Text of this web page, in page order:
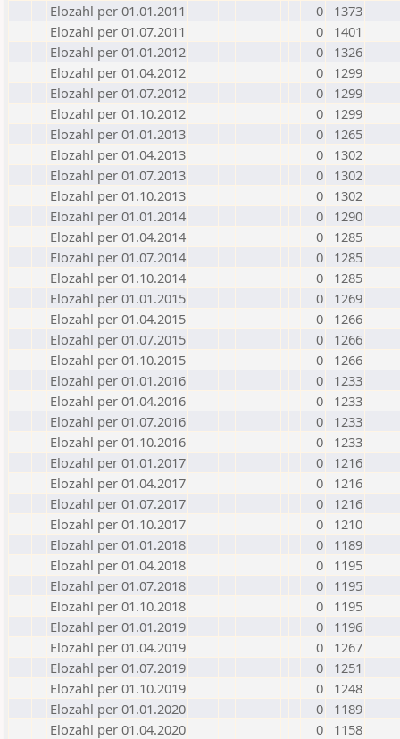
Elozahl per 01.01.2011
0
1373
Elozahl per 01.07.2011
0
1401
Elozahl per 01.01.2012
0
1326
Elozahl per 01.04.2012
0
1299
Elozahl per 01.07.2012
0
1299
Elozahl per 01.10.2012
0
1299
Elozahl per 01.01.2013
0
1265
Elozahl per 01.04.2013
0
1302
Elozahl per 01.07.2013
0
1302
Elozahl per 01.10.2013
0
1302
Elozahl per 01.01.2014
0
1290
Elozahl per 01.04.2014
0
1285
Elozahl per 01.07.2014
0
1285
Elozahl per 01.10.2014
0
1285
Elozahl per 01.01.2015
0
1269
Elozahl per 01.04.2015
0
1266
Elozahl per 01.07.2015
0
1266
Elozahl per 01.10.2015
0
1266
Elozahl per 01.01.2016
0
1233
Elozahl per 01.04.2016
0
1233
Elozahl per 01.07.2016
0
1233
Elozahl per 01.10.2016
0
1233
Elozahl per 01.01.2017
0
1216
Elozahl per 01.04.2017
0
1216
Elozahl per 01.07.2017
0
1216
Elozahl per 01.10.2017
0
1210
Elozahl per 01.01.2018
0
1189
Elozahl per 01.04.2018
0
1195
Elozahl per 01.07.2018
0
1195
Elozahl per 01.10.2018
0
1195
Elozahl per 01.01.2019
0
1196
Elozahl per 01.04.2019
0
1267
Elozahl per 01.07.2019
0
1251
Elozahl per 01.10.2019
0
1248
Elozahl per 01.01.2020
0
1189
Elozahl per 01.04.2020
0
1158